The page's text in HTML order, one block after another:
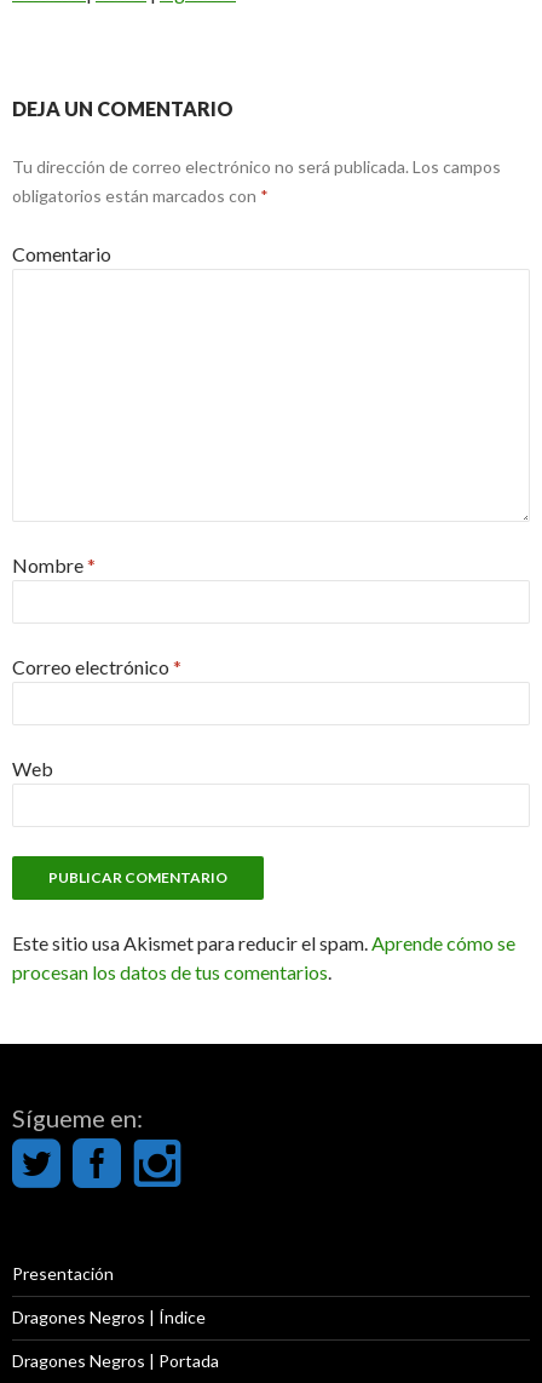
DEJA UN COMENTARIO
Tu dirección de correo electrónico no será publicada. Los campos
obligatorios están marcados con *
Comentario
Nombre*
Correo electrónico *
Web
Este sitio usa Akismet para reducir el spam.Aprende cómo se
procesan los datos de tus comentarios.
Sígueme en:
Presentación
Dragones Negros | Índice
Dragones Negros | Portada